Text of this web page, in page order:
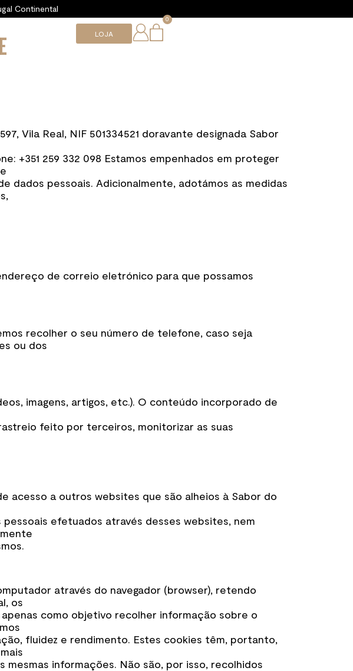
Continental
LOJA
0
Vila Real, NIF 501334521 doravante designada Sabor
+351 259 332 098 Estamos empenhados em proteger
dados pessoais. Adicionalmente, adotámos as medidas
de correio eletrónico para que possamos
recolher o seu número de telefone, caso seja
ou dos
imagens, artigos, etc.). O conteúdo incorporado de
feito por terceiros, monitorizar as suas
acesso a outros websites que são alheios à Sabor do
efetuados através desses websites, nem
através do navegador (browser), retendo
os
como objetivo recolher informação sobre o
fluidez e rendimento. Estes cookies têm, portanto,
informações. Não são, por isso, recolhidos